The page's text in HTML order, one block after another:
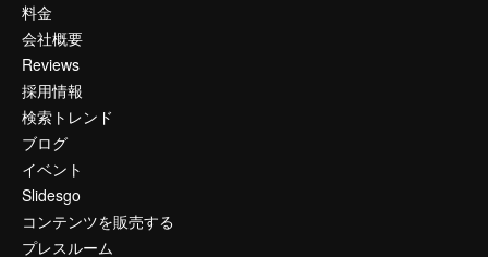
料金
会社概要
Reviews
採用情報
検索トレンド
ブログ
イベント
Slidesgo
コンテンツを販売する
プレスルーム